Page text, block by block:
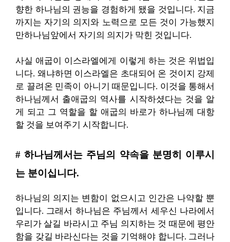
향한 하나님의 권능을 경험하게 됐을 것입니다. 지금
까지는 자기의 의지와 노력으로 모든 것이 가능했지
만하나님앞에서 자기의 의지가 막힌 것입니다.
사실 애굽이 이스라엘에게 이렇게 하는 것은 위법입
니다. 왜냐하면 이스라엘은 초대되어 온 것이지 강제
로 끌려온 민족이 아니기 때문입니다. 이것을 통해서
하나님께서 출애굽의 역사를 시작하셨다는 것을 알
게 되고 그 역할을 할 애굽의 바로가 하나님께 대항
할 것을 보여주기 시작합니다.
# 하나님께서는 주님의 약속을 분명히 이루시
는 분이십니다.
하나님의 의지는 변함이 없으시고 인간은 나약할 뿐
입니다. 그래서 하나님은 주님께서 세우신 나라에서
우리가 살길 바라시고 주님 의지하는 것 때문에 평안
함을 갖길 바라신다는 것을 기억해야 합니다. 그러나